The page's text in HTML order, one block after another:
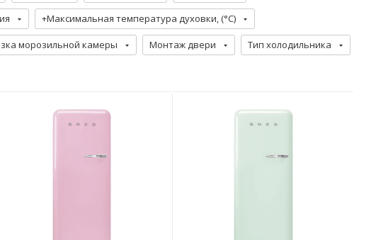
+Максимальная температура духовки, (°C)
морозильной камеры Монтаж двери Тип холодильника